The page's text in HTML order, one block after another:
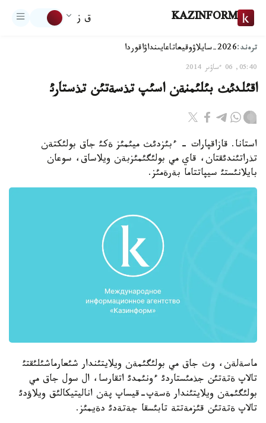
KAZINFORM ق ز
ترەند:2026-سايلاۋ وقيعاتاعايىنداۋاقوردا
05:40, 06 ءساۋىر 2014
اقئلدئث بئلئمنةن اسئپ تذسةتئن تذستارئ
استانا. قازاقپارات - ءبئزدئث ميئمئز ةكئ جاق بولئكتةن
تذراتئندئقتان، قاي مي بولئگئمئزبةن ويلاساق، سوعان
بايلانئستئ سيپاتتاما بةرةمئز.
ماسةلةن، وث جاق مي بولئگئمةن ويلايتئندار شئعارماشئلئقتئ
تالاپ ةتةتئن جذمئستاردئ ءونئمدئ اتقارسا، ال سول جاق مي
بولئگئمةن ويلايتئندار ةسةپ-قيساپ پةن اناليتيكالئق ويلاؤدئ
تالاپ ةتةتئن قئزمةتتة تابئسقا جةتةدئ دةيمئز.